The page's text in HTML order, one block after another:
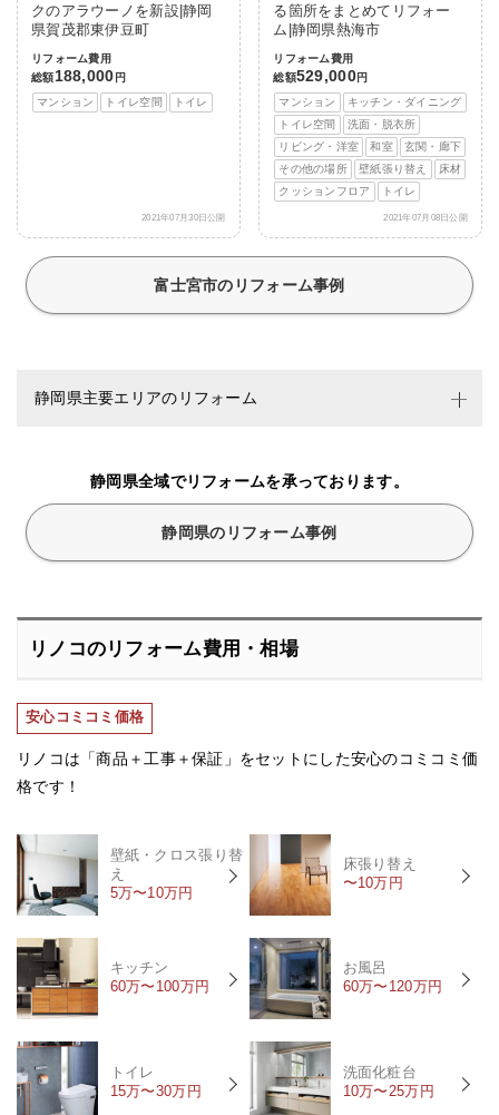
クのアラウーノを新設|静岡
県賀茂郡東伊豆町
リフォーム費用
総額188,000 円
マンション
トイレ空間 トイレ
2021年07月30日公開
る箇所をまとめてリフォー
ム|静岡県熱海市
リフォーム費用
総額529,000円
マンション
キッチン・ダイニング
トイレ空間
洗面・脱衣所
リビング・洋室
和室
玄関・廊下
その他の場所
壁紙張り替え
床材
クッションフロア
トイレ
2021年07月08日公開
富士宮市のリフォーム事例
静岡県主要エリアのリフォーム
静岡県全域でリフォームを承っております。
静岡県のリフォーム事例
リノコのリフォーム費用・相場
安心コミコミ価格
リノコは「商品＋工事＋保証」をセットにした安心のコミコミ価
格です！
壁紙・クロス張り替
え
5万〜10万円
床張り替え
〜10万円
キッチン
60万〜100万円
お風呂
60万〜120万円
トイレ
15万〜30万円
洗面化粧台
10万〜25万円